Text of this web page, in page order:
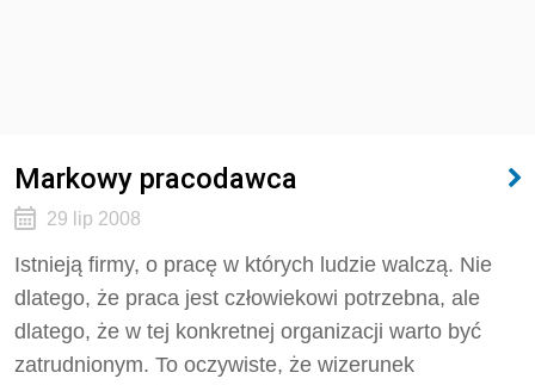
Markowy pracodawca
29 lip 2008
Istnieją firmy, o pracę w których ludzie walczą. Nie
dlatego, że praca jest człowiekowi potrzebna, ale
dlatego, że w tej konkretnej organizacji warto być
zatrudnionym. To oczywiste, że wizerunek